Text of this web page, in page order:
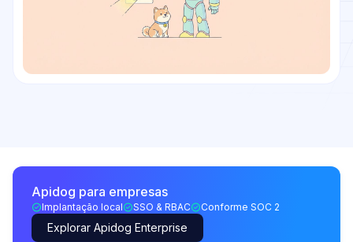
Apidog para empresas
Implantação local SSO & RBAC Conforme SOC 2
Explorar Apidog Enterprise